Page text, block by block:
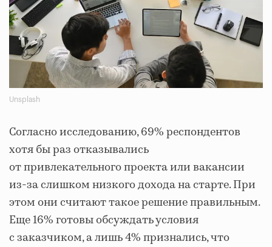
Unsplash
Согласно исследованию, 69% респондентов
хотя бы раз отказывались
от привлекательного проекта или вакансии
из-за слишком низкого дохода на старте. При
этом они считают такое решение правильным.
Еще 16% готовы обсуждать условия
с заказчиком, а лишь 4% признались, что